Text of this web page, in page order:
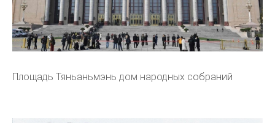
Площадь Тяньаньмэнь дом народных собраний